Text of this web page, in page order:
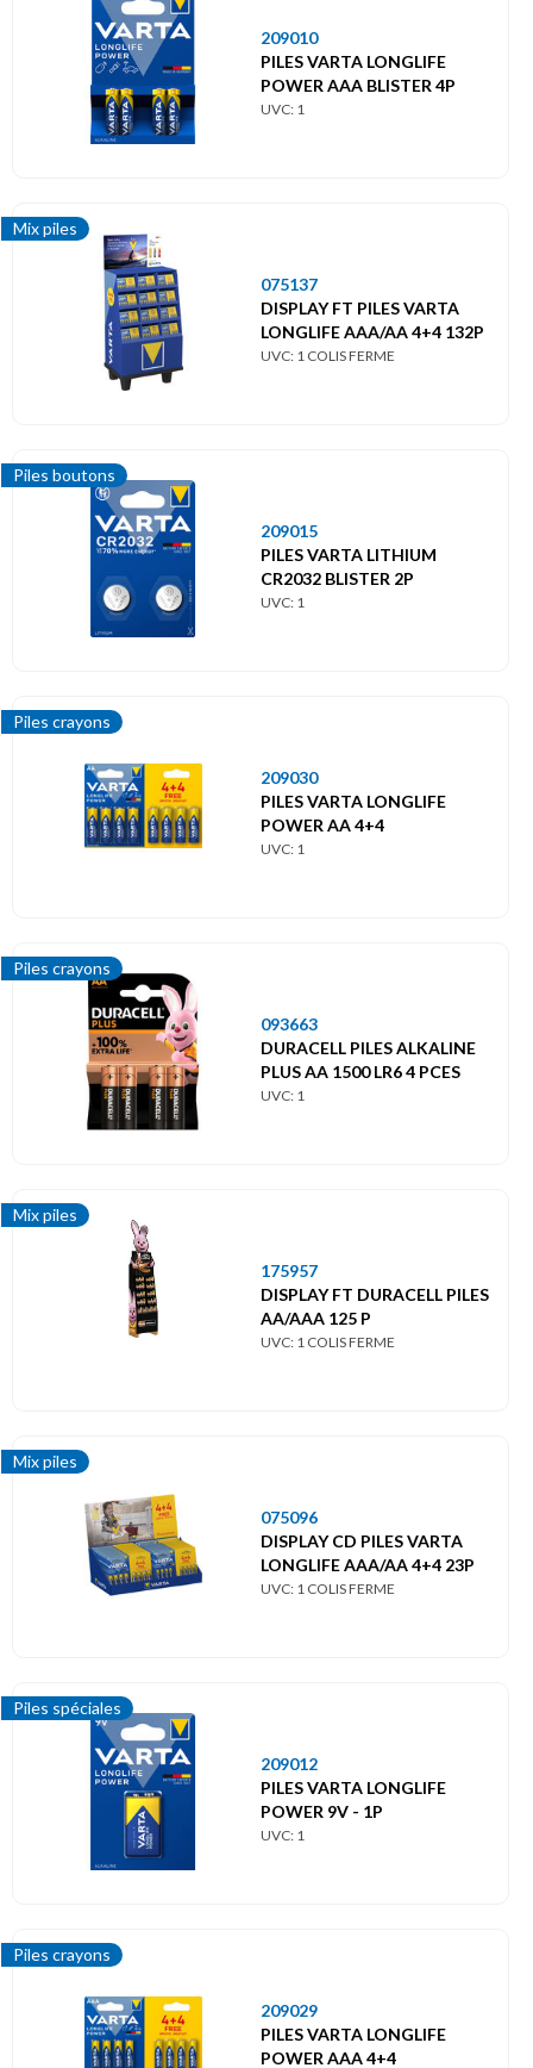
209010
PILES VARTA LONGLIFE
POWER AAA BLISTER 4P
UVC: 1
Mix piles
075137
DISPLAY FT PILES VARTA
LONGLIFE AAA/AA 4+4 132P
UVC: 1 COLIS FERME
Piles boutons
209015
PILES VARTA LITHIUM
CR2032 BLISTER 2P
UVC: 1
Piles crayons
209030
PILES VARTA LONGLIFE
POWER AA 4+4
UVC: 1
Piles crayons
093663
DURACELL PILES ALKALINE
PLUS AA 1500 LR6 4 PCES
UVC: 1
Mix piles
175957
DISPLAY FT DURACELL PILES
AA/AAA 125 P
UVC: 1 COLIS FERME
Mix piles
075096
DISPLAY CD PILES VARTA
LONGLIFE AAA/AA 4+4 23P
UVC: 1 COLIS FERME
Piles spéciales
209012
PILES VARTA LONGLIFE
POWER 9V - 1P
UVC: 1
Piles crayons
209029
PILES VARTA LONGLIFE
POWER AAA 4+4